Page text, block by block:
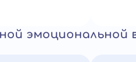
эмоциональной